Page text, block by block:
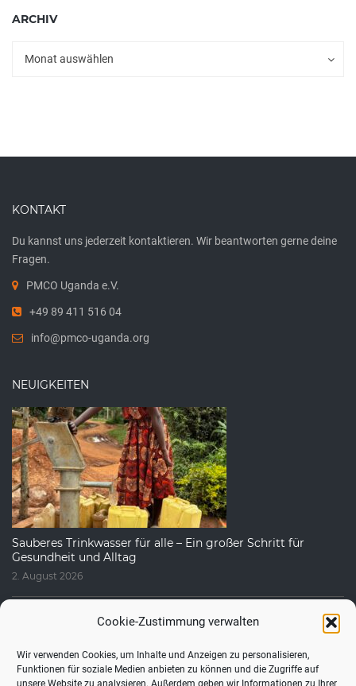
Cookie-Zustimmung verwalten
Wir verwenden Cookies, um Inhalte und Anzeigen zu personalisieren,
Funktionen für soziale Medien anbieten zu können und die Zugriffe auf
unsere Website zu analysieren. Außerdem geben wir Informationen zu Ihrer
ARCHIV
Monat auswählen
KONTAKT
Du kannst uns jederzeit kontaktieren. Wir beantworten gerne deine
Fragen.
PMCO Uganda e.V.
+49 89 411 516 04
info@pmco-uganda.org
NEUIGKEITEN
Sauberes Trinkwasser für alle – Ein großer Schritt für
Gesundheit und Alltag
2. August 2026